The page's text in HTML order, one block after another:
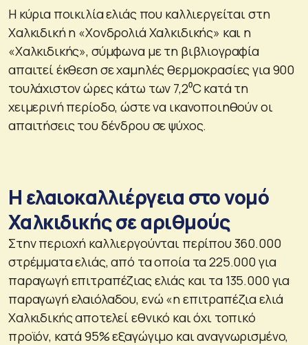
Η κύρια ποικιλία ελιάς που καλλιεργείται στη
Χαλκιδική η «Χονδρολιά Χαλκιδικής» και η
«Χαλκιδικής», σύμφωνα με τη βιβλιογραφία
απαιτεί έκθεση σε χαμηλές θερμοκρασίες για 900
τουλάχιστον ώρες κάτω των 7,2⁰C κατά τη
χειμερινή περίοδο, ώστε να ικανοποιηθούν οι
απαιτήσεις του δένδρου σε ψύχος.
Η ελαιοκαλλιέργεια στο νομό
Χαλκιδικής σε αριθμούς
Στην περιοχή καλλιεργούνται περίπου 360.000
στρέμματα ελιάς, από τα οποία τα 225.000 για
παραγωγή επιτραπέζιας ελιάς και τα 135.000 για
παραγωγή ελαιόλαδου, ενώ «η επιτραπέζια ελιά
Χαλκιδικής αποτελεί εθνικό και όχι τοπικό
προϊόν, κατά 95% εξαγώγιμο και αναγνωρισμένο,